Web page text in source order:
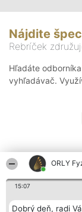
ORLY
15:07
Dobrý deň, radi
Nájdite
Rebríček
Hľadáte
vyhľadávač.
Organizátor